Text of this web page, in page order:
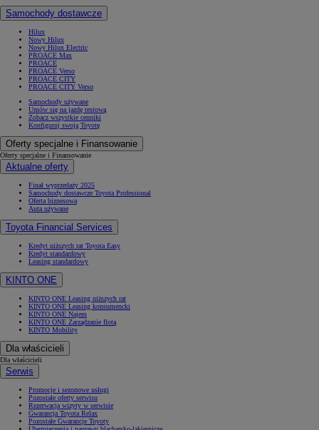
Samochody dostawcze
Hilux
Nowy Hilux
Nowy Hilux Electric
PROACE Max
PROACE
PROACE Verso
PROACE CITY
PROACE CITY Verso
Samochody używane
Umów się na jazdę testową
Zobacz wszystkie cenniki
Konfiguruj swoją Toyotę
Oferty specjalne i Finansowanie
Oferty specjalne i Finansowanie
Aktualne oferty
Finał wyprzedaży 2025
Samochody dostawcze Toyota Professional
Oferta biznesowa
Auta używane
Toyota Financial Services
Kredyt niższych rat Toyota Easy
Kredyt standardowy
Leasing standardowy
KINTO ONE
KINTO ONE Leasing niższych rat
KINTO ONE Leasing konsumencki
KINTO ONE Najem
KINTO ONE Zarządzanie flotą
KINTO Mobility
Dla właścicieli
Dla właścicieli
Serwis
Promocje i sezonowe usługi
Pozostałe oferty serwisu
Rezerwacja wizyty w serwisie
Gwarancja Toyota Relax
Pozostałe Gwarancje Toyoty